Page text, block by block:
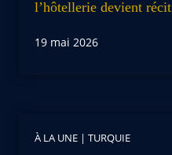
l’hôtellerie devient récit
19 mai 2026
À LA UNE | TURQUIE